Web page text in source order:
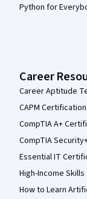
Python for
Career
Career Aptitude
CAPM
CompTIA A+
CompTIA
Essential IT
High-Income Skills
How to Learn